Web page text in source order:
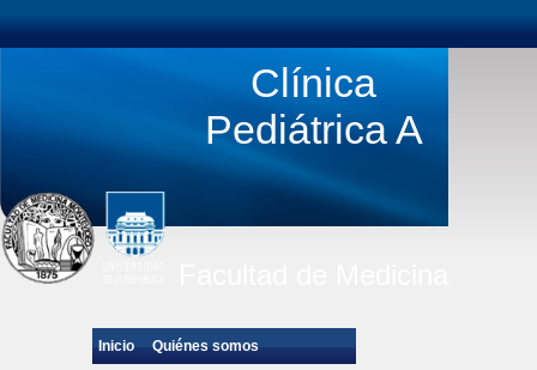
Clínica
Pediátrica A
Inicio Quiénes somos